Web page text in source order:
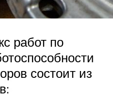
работ по
состоит из